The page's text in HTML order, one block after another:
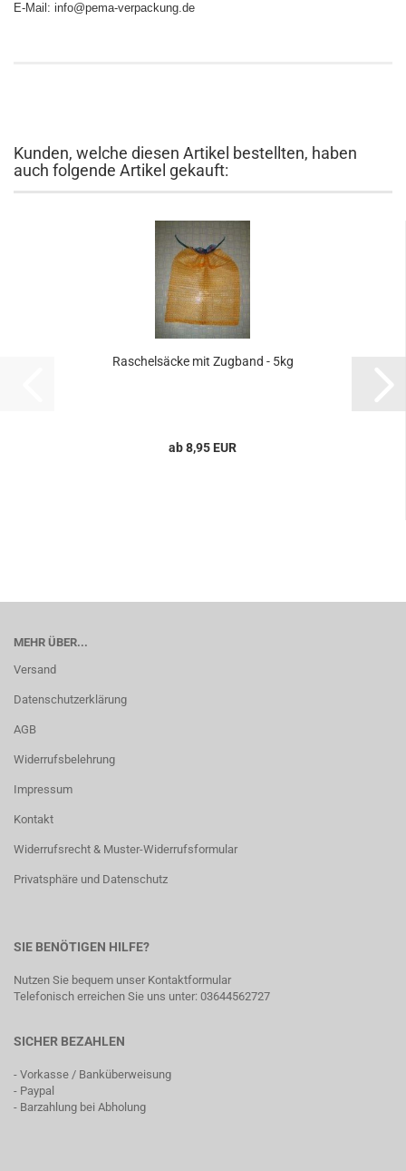
E-Mail: info@pema-verpackung.de
Kunden, welche diesen Artikel bestellten, haben
auch folgende Artikel gekauft:
Raschelsäcke mit Zugband - 5kg
ab 8,95 EUR
MEHR ÜBER...
Versand
Datenschutzerklärung
AGB
Widerrufsbelehrung
Impressum
Kontakt
Widerrufsrecht & Muster-Widerrufsformular
Privatsphäre und Datenschutz
SIE BENÖTIGEN HILFE?
Nutzen Sie bequem unser Kontaktformular
Telefonisch erreichen Sie uns unter: 03644562727
SICHER BEZAHLEN
- Vorkasse / Banküberweisung
- Paypal
- Barzahlung bei Abholung